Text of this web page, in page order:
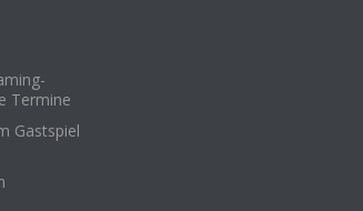
Termine
Gastspiel